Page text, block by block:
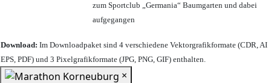
zum Sportclub „Germania“ Baumgarten und dabei
aufgegangen
Download: Im Downloadpaket sind 4 verschiedene Vektorgrafikformate (CDR, AI
EPS, PDF) und 3 Pixelgrafikformate (JPG, PNG, GIF) enthalten.
×